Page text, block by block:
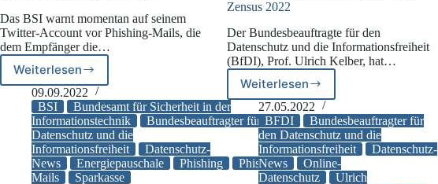
Das BSI warnt momentan auf seinem
Twitter-Account vor Phishing-Mails, die
dem Empfänger die…
WeiterlesenBundesamt
für
Sicherheit
in
der
Informationstechnik
(BSI)
warnt
09.09.2022
BSI
Bundesamt für Sicherheit in der
Informationstechnik
Bundesbeauftragter für den
Datenschutz und die
Informationsfreiheit
Datenschutz-
News
Energiepauschale Phishing
Phishing-
Mails
Sparkasse
Zensus 2022
Der Bundesbeauftragte für den
Datenschutz und die Informationsfreiheit
(BfDI), Prof. Ulrich Kelber, hat…
WeiterlesenBundesbeauftragter
für
den
Datenschutz
und
die
Informationsfreiheit
27.05.2022
BFDI
Bundesbeauftragter für
den Datenschutz und die
Informationsfreiheit
Datenschutz-
News
Online-
Datenschutz
Ulrich